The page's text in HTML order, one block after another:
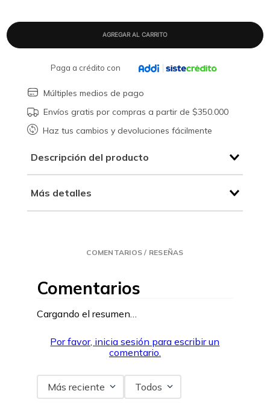
Paga a crédito con
Múltiples medios de pago
Envíos gratis por compras a partir de $350.000
Haz tus cambios y devoluciones fácilmente
Descripción del producto
Más detalles
COMENTARIOS / RESEÑAS
Comentarios
Cargando el resumen…
Por favor, inicia sesión para escribir un
comentario.
Más reciente Todos